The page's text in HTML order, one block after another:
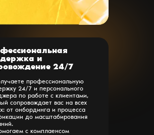
и
24/7
профессиональную
24/7 и персонального
по работе с клиентами,
сопровождает вас на всех
от онбординга и процесса
до масштабирования
с комплаенсом